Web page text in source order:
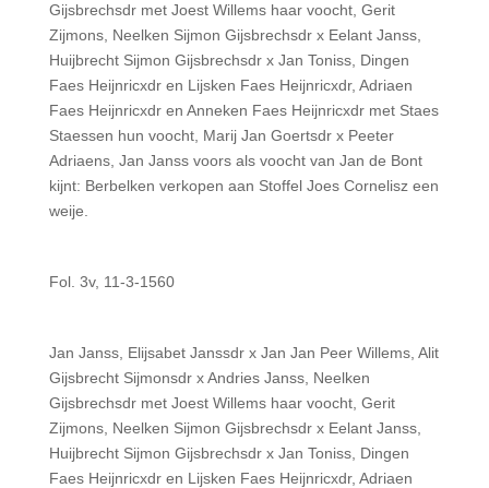
Gijsbrechsdr met Joest Willems haar voocht, Gerit
Zijmons, Neelken Sijmon Gijsbrechsdr x Eelant Janss,
Huijbrecht Sijmon Gijsbrechsdr x Jan Toniss, Dingen
Faes Heijnricxdr en Lijsken Faes Heijnricxdr, Adriaen
Faes Heijnricxdr en Anneken Faes Heijnricxdr met Staes
Staessen hun voocht, Marij Jan Goertsdr x Peeter
Adriaens, Jan Janss voors als voocht van Jan de Bont
kijnt: Berbelken verkopen aan Stoffel Joes Cornelisz een
weije.
Fol. 3v, 11-3-1560
Jan Janss, Elijsabet Janssdr x Jan Jan Peer Willems, Alit
Gijsbrecht Sijmonsdr x Andries Janss, Neelken
Gijsbrechsdr met Joest Willems haar voocht, Gerit
Zijmons, Neelken Sijmon Gijsbrechsdr x Eelant Janss,
Huijbrecht Sijmon Gijsbrechsdr x Jan Toniss, Dingen
Faes Heijnricxdr en Lijsken Faes Heijnricxdr, Adriaen